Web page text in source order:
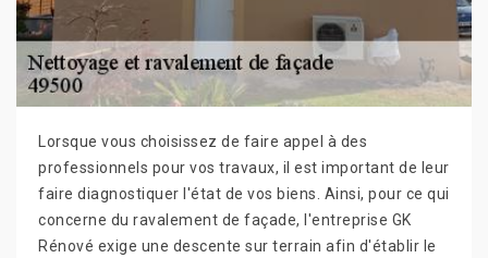
Lorsque vous choisissez de faire appel à des
professionnels pour vos travaux, il est important de leur
faire diagnostiquer l'état de vos biens. Ainsi, pour ce qui
concerne du ravalement de façade, l'entreprise GK
Rénové exige une descente sur terrain afin d'établir le